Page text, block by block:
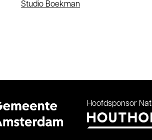
Studio Boekman
Hoofdsponsor